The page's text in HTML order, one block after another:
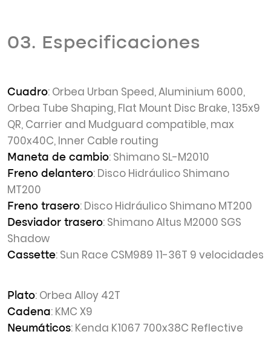
03. Especificaciones
Cuadro: Orbea Urban Speed, Aluminium 6000,
Orbea Tube Shaping, Flat Mount Disc Brake, 135x9
QR, Carrier and Mudguard compatible, max
700x40C, Inner Cable routing
Maneta de cambio: Shimano SL-M2010
Freno delantero: Disco Hidráulico Shimano
MT200
Freno trasero: Disco Hidráulico Shimano MT200
Desviador trasero: Shimano Altus M2000 SGS
Shadow
Cassette: Sun Race CSM989 11-36T 9 velocidades
Plato: Orbea Alloy 42T
Cadena: KMC X9
Neumáticos: Kenda K1067 700x38C Reflective